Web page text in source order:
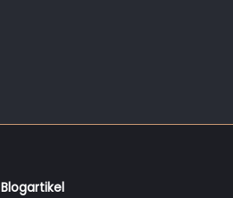
Blogartikel